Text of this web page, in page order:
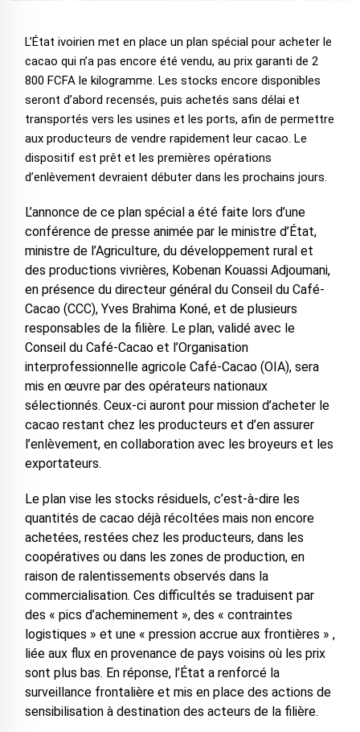
L’État ivoirien met en place un plan spécial pour acheter le
cacao qui n’a pas encore été vendu, au prix garanti de 2
800 FCFA le kilogramme. Les stocks encore disponibles
seront d’abord recensés, puis achetés sans délai et
transportés vers les usines et les ports, afin de permettre
aux producteurs de vendre rapidement leur cacao. Le
dispositif est prêt et les premières opérations
d’enlèvement devraient débuter dans les prochains jours.
L’annonce de ce plan spécial a été faite lors d’une
conférence de presse animée par le ministre d’État,
ministre de l’Agriculture, du développement rural et
des productions vivrières, Kobenan Kouassi Adjoumani,
en présence du directeur général du Conseil du Café-
Cacao (CCC), Yves Brahima Koné, et de plusieurs
responsables de la filière. Le plan, validé avec le
Conseil du Café-Cacao et l’Organisation
interprofessionnelle agricole Café-Cacao (OIA), sera
mis en œuvre par des opérateurs nationaux
sélectionnés. Ceux-ci auront pour mission d’acheter le
cacao restant chez les producteurs et d’en assurer
l’enlèvement, en collaboration avec les broyeurs et les
exportateurs.
Le plan vise les stocks résiduels, c’est-à-dire les
quantités de cacao déjà récoltées mais non encore
achetées, restées chez les producteurs, dans les
coopératives ou dans les zones de production, en
raison de ralentissements observés dans la
commercialisation. Ces difficultés se traduisent par
des « pics d’acheminement », des « contraintes
logistiques » et une « pression accrue aux frontières » ,
liée aux flux en provenance de pays voisins où les prix
sont plus bas. En réponse, l’État a renforcé la
surveillance frontalière et mis en place des actions de
sensibilisation à destination des acteurs de la filière.